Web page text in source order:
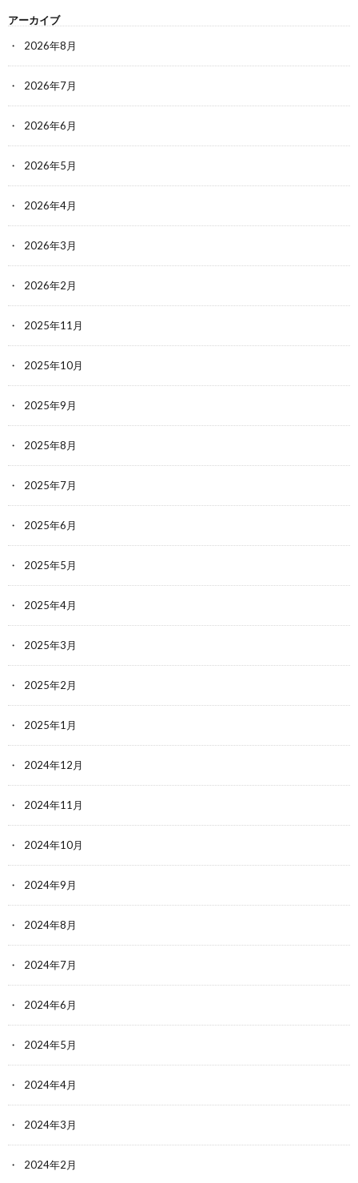
アーカイブ
2026年8月
2026年7月
2026年6月
2026年5月
2026年4月
2026年3月
2026年2月
2025年11月
2025年10月
2025年9月
2025年8月
2025年7月
2025年6月
2025年5月
2025年4月
2025年3月
2025年2月
2025年1月
2024年12月
2024年11月
2024年10月
2024年9月
2024年8月
2024年7月
2024年6月
2024年5月
2024年4月
2024年3月
2024年2月